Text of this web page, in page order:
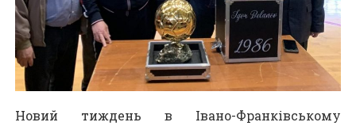
Новий тиждень в Івано-Франківському